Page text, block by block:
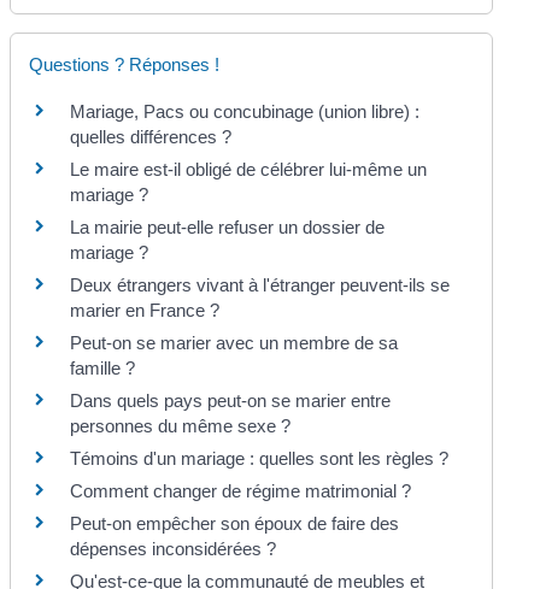
Questions ? Réponses !
Mariage, Pacs ou concubinage (union libre) :
quelles différences ?
Le maire est-il obligé de célébrer lui-même un
mariage ?
La mairie peut-elle refuser un dossier de
mariage ?
Deux étrangers vivant à l'étranger peuvent-ils se
marier en France ?
Peut-on se marier avec un membre de sa
famille ?
Dans quels pays peut-on se marier entre
personnes du même sexe ?
Témoins d'un mariage : quelles sont les règles ?
Comment changer de régime matrimonial ?
Peut-on empêcher son époux de faire des
dépenses inconsidérées ?
Qu'est-ce-que la communauté de meubles et